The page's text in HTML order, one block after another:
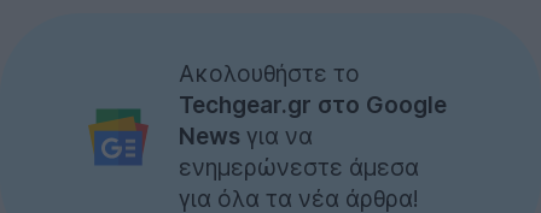
Ακολουθήστε το
Techgear.gr στο Google
News για να
ενημερώνεστε άμεσα
για όλα τα νέα άρθρα!